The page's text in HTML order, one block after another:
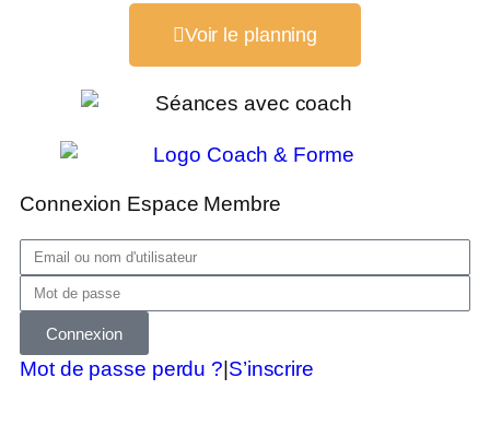
Voir le planning
Connexion Espace Membre
Connexion
Mot de passe perdu ? S’inscrire